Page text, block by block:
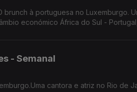
brunch à portuguesa no Luxemburgo.
económico África do Sul -
- Semanal
cantora e atriz no Rio de